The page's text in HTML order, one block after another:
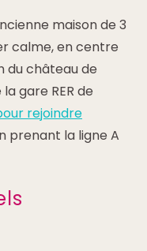
maison de 3
calme, en centre
du château de
gare RER de
rejoindre
prenant la ligne A